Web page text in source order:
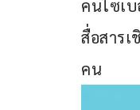
คนไซเบ
สื่อสารเ
คน